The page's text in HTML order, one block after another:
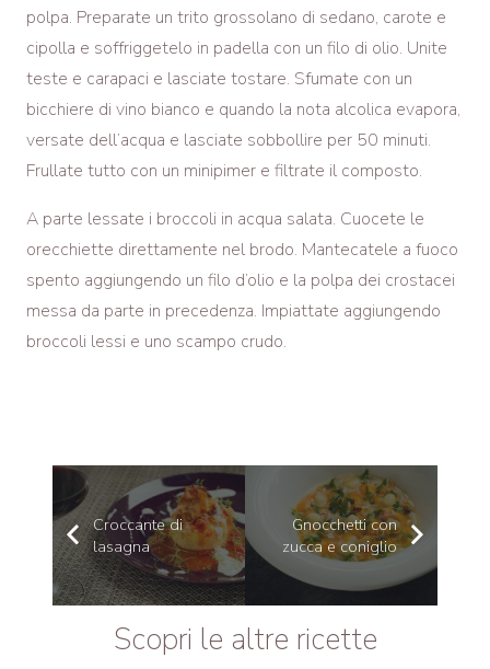
polpa. Preparate un trito grossolano di sedano, carote e
cipolla e soffriggetelo in padella con un filo di olio. Unite
teste e carapaci e lasciate tostare. Sfumate con un
bicchiere di vino bianco e quando la nota alcolica evapora,
versate dell’acqua e lasciate sobbollire per 50 minuti.
Frullate tutto con un minipimer e filtrate il composto.
A parte lessate i broccoli in acqua salata. Cuocete le
orecchiette direttamente nel brodo. Mantecatele a fuoco
spento aggiungendo un filo d’olio e la polpa dei crostacei
messa da parte in precedenza. Impiattate aggiungendo
broccoli lessi e uno scampo crudo.
Croccante di
lasagna
Gnocchetti con
zucca e coniglio
Scopri le altre ricette